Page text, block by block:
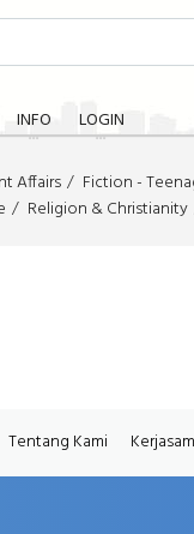
INFO
LOGIN
Affairs Fiction -
Religion & Christianity
Tentang Kami